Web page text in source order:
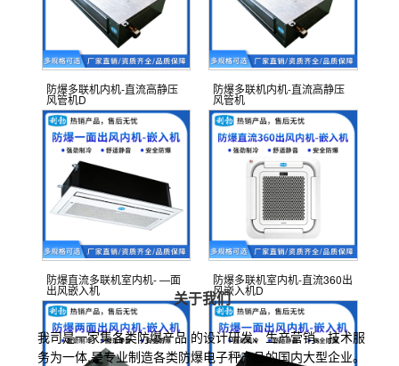
关于我们
我司是一家集各类防爆产品 的设计研发、生产营销、技术服
务为一体,是专业制造各类防爆电子秤产品的国内大型企业。
防爆多联机内机-直流高静压
风管机D
防爆多联机内机-直流高静压
风管机
防爆直流多联机室内机- —面
出风嵌入机
防爆多联机室内机-直流360出
风嵌入机D